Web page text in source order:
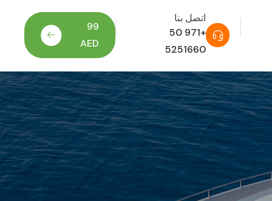
اتصل بنا
+971 50
5251660
99
AED